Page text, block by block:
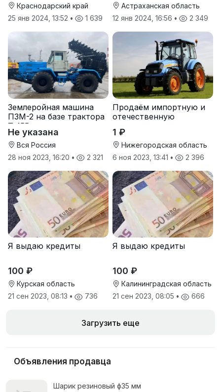
Краснодарский край
25 янв 2024, 13:52 • 1 639
Астраханская область
12 янв 2024, 16:56 • 2 349
Землеройная машина
ПЗМ-2 на базе трактора
Т-155
Не указана
Вся Россия
28 ноя 2023, 16:20 • 2 321
Продаём импортную и
отечественную
к ней
1 ₽
Нижегородская область
6 ноя 2023, 13:41 • 2 396
Я выдаю кредиты
100 ₽
Курская область
21 сен 2023, 08:13 • 736
Я выдаю кредиты
100 ₽
Калининградская область
21 сен 2023, 08:05 • 666
Загрузить еще
Объявления продавца
Шарик резиновый ф35 мм